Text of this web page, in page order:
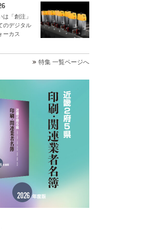
は「創注」
のデジタル
ーカス
特集 一覧ページへ